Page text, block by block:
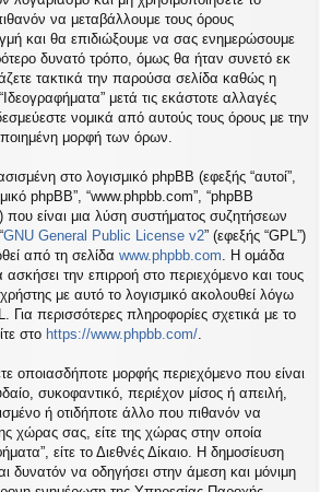
να μεταβάλλουμε τους όρους
και θα επιδιώξουμε να σας ενημερώσουμε
δυνατό τρόπο, όμως θα ήταν συνετό εκ
τακτικά την παρούσα σελίδα καθώς η
μετά τις εκάστοτε αλλαγές
νομικά από αυτούς τους όρους με την
μορφή των όρων.
στο λογισμικό phpBB (εφεξής “αυτοί”,
phpBB”, “www.phpbb.com”, “phpBB
που είναι μια λύση συστήματος συζητήσεων
GNU General Public License v2” (εφεξής “GPL”)
από τη σελίδα www.phpbb.com . Η ομάδα
την επιρροή στο περιεχόμενο και τους
με αυτό το λογισμικό ακολουθεί λόγω
περισσότερες πληροφορίες σχετικά με το
στο https://www.phpbb.com/
οποιασδήποτε μορφής περιεχόμενο που είναι
συκοφαντικό, περιέχον μίσος ή απειλή,
ή οτιδήποτε άλλο που πιθανόν να
χώρας σας, είτε της χώρας στην οποία
είτε το Διεθνές Δίκαιο. Η δημοσίευση
δυνατόν να οδηγήσει στην άμεση και μόνιμη